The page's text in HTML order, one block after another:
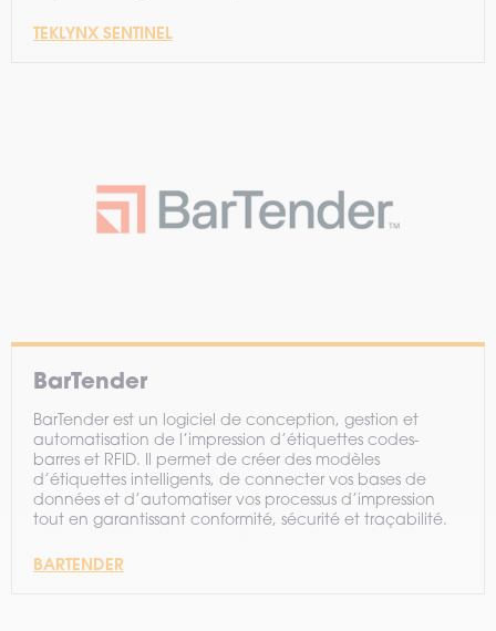
TEKLYNX SENTINEL
BarTender
BarTender est un logiciel de conception, gestion et
automatisation de l’impression d’étiquettes codes-
barres et RFID. Il permet de créer des modèles
d’étiquettes intelligents, de connecter vos bases de
données et d’automatiser vos processus d’impression
tout en garantissant conformité, sécurité et traçabilité.
BARTENDER